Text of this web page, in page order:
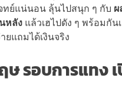
ทย์แน่นอน ลุ้นไปสนุก ๆ กับ ผ
หลัง แล้วเฮไปดัง ๆ พร้อมกัน
ยแถมได้เงินจริง
ษ รอบการแทง